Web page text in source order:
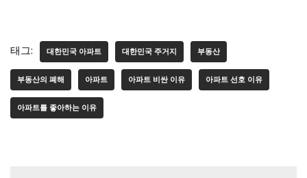
태그: 대한민국 아파트 대한민국 주거지 부동산
부동산의 폐해 아파트 아파트 비싼 이유 아파트 선호 이유
아파트를 좋아하는 이유